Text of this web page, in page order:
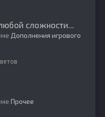
сложности...
Дополнения игрового
Прочее